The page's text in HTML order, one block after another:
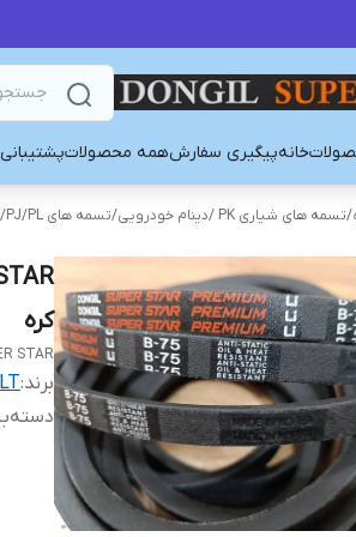
خانهپیگیری سفارشهمه محصولاتپشتیبانی
/تسمه های شیاری PK /دینام خودرویی /تسمه های PK/PJ/PL
کره
STAR
برند: